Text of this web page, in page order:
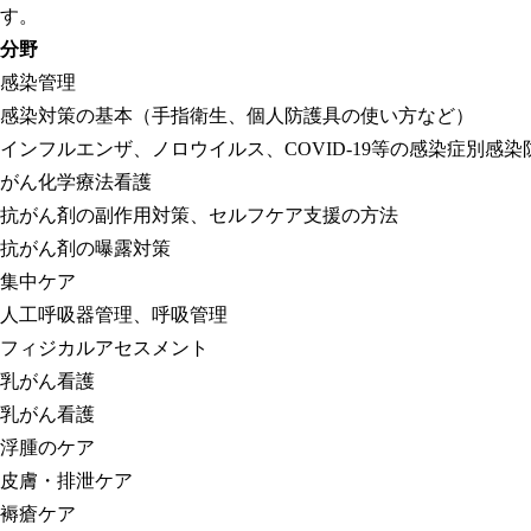
す。
分野
感染管理
感染対策の基本（手指衛生、個人防護具の使い方など）
インフルエンザ、ノロウイルス、COVID-19等の感染症別感染
がん化学療法看護
抗がん剤の副作用対策、セルフケア支援の方法
抗がん剤の曝露対策
集中ケア
人工呼吸器管理、呼吸管理
フィジカルアセスメント
乳がん看護
乳がん看護
浮腫のケア
皮膚・排泄ケア
褥瘡ケア